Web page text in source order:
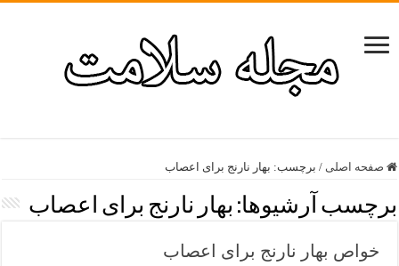
صفحه اصلی / برچسب: بهار نارنج برای اعصاب
برچسب آرشیوها: بهار نارنج برای اعصاب
خواص بهار نارنج برای اعصاب